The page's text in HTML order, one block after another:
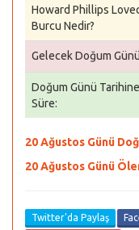
Howard Phillips
Burcu Nedir?
Gelecek Doğum
Doğum Günü
Süre:
20 Ağustos Günü
20 Ağustos Günü
Twitter'da Paylaş